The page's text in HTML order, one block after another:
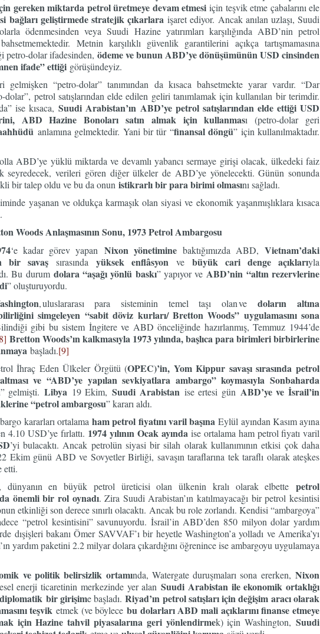
gereken miktarda petrol üretmeye devam etmesiiçin teşvik etme çabalarını ele
bağları geliştirmede stratejik çıkarlara işaret ediyor. Ancak anılan uzlaşı, Suudi
ödenmesinden veya Suudi Hazine yatırımları karşılığında ABD’nin petrol
Metnin karşılıklı güvenlik garantilerini açıkça tartışmamasına
petro-dolar ifadesinden, ödeme ve bunun ABD’ye dönüşümünün USD cinsinden
ifade” ettiği görüşündeyiz.
gelmişken “petro-dolar” tanımından da kısaca bahsetmekte yarar vardır. “Dar
dolar”, petrol satışlarından elde edilen geliri tanımlamak için kullanılan bir terimdir.
ise kısaca,Suudi Arabistan’ın ABD’ye petrol satışlarından elde ettiği USD
ABD Hazine Bonoları satın almak için kullanması (petro-dolar geri
anlamına gelmektedir. Yani bir tür “finansal döngü” için kullanılmaktadır.
ABD’ye yüklü miktarda ve devamlı yabancı sermaye girişi olacak, ülkedeki faiz
seyredecek, verileri gören diğer ülkeler de ABD’ye yönelecekti. Günün sonunda
bir talep oldu ve bu da onun istikrarlı bir para birimi olmasını sağladı.
yaşanan ve oldukça karmaşık olan siyasi ve ekonomik yaşanmışlıklara kısaca
Woods Anlaşmasının Sonu, 1973 Petrol Ambargosu
‘e kadar görev yapan Nixon yönetiminebaktığımızda ABD,Vietnam’daki
bir savaş sırasında yüksek enflâsyon ve büyük cari denge açıklarıyla
Bu durum dolara “aşağı yönlü baskı” yapıyor ve ABD’nin “altın rezervlerine
” oluşturuyordu.
, uluslararası para sisteminin temel taşı olan vedoların altına
simgeleyen “sabit döviz kurları/ Bretton Woods” uygulamasını sona
gibi bu sistem İngitere ve ABD önceliğinde hazırlanmış, Temmuz 1944’de
Bretton Woods’ın kalkmasıyla 1973 yılında, başlıca para birimleri birbirlerine
başladı.[9]
İhraç Eden Ülkeler Örgütü (OPEC)’in, Yom Kippur savaşı sırasında petrol
ve “ABD’ye yapılan sevkiyatlara ambargo” koymasıyla Sonbaharda
” gelmişti.Libya 19 Ekim,Suudi Arabistan ise ertesi gün ABD’ye ve İsrail’in
“petrol ambargosu” kararı aldı.
kararları ortalamaham petrol fiyatını varil başına Eylül ayından Kasım ayına
4.10 USD’ye fırlattı. 1974 yılının Ocak ayında ise ortalama ham petrol fiyatı varil
’yi bulacaktı. Ancak petrolün siyasi bir silah olarak kullanımının etkisi çok daha
Ekim günü ABD ve Sovyetler Birliği, savaşın taraflarına tek taraflı olarak ateşkes
etti.
dünyanın en büyük petrol üreticisi olan ülkenin kralı olarak elbette petrol
önemli bir rol oynadı. Zira Suudi Arabistan’ın katılmayacağı bir petrol kesintisi
etkinliği son derece sınırlı olacaktı. Ancak bu role zorlandı. Kendisi “ambargoya”
“petrol kesintisini” savunuyordu. İsrail’in ABD’den 850 milyon dolar yardım
dışişleri bakanı Ömer SAVVAF’ı bir heyetle Washington’a yolladı ve Amerika’yı
yardım paketini 2.2 milyar dolara çıkardığını öğrenince ise ambargoyu uygulamaya
ve politik belirsizlik ortamında, Watergate duruşmaları sona ererken, Nixon
enerji ticaretinin merkezinde yer alanSuudi Arabistan ile ekonomik ortaklığı
bir girişime başladı.Riyad’ın petrol satışları için değişim aracı olarak
teşvik etmek (ve böylecebu dolarları ABD mali açıklarını finanse etmeye
için Hazine tahvil piyasalarına geri yönlendirmek) için Washington,Suudi